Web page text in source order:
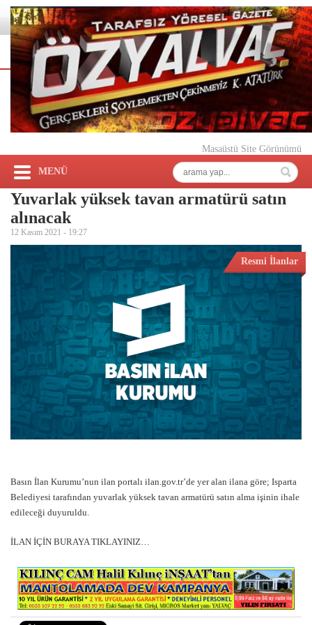
Masaüstü Site Görünümü
MENÜ
Yuvarlak yüksek tavan armatürü satın
alınacak
12 Kasım 2021 - 19:27
Resmi İlanlar
Basın İlan Kurumu’nun ilan portalı ilan.gov.tr’de yer alan ilana göre; Isparta
Belediyesi tarafından yuvarlak yüksek tavan armatürü satın alma işinin ihale
edileceği duyuruldu.
İLAN İÇİN BURAYA TIKLAYINIZ…